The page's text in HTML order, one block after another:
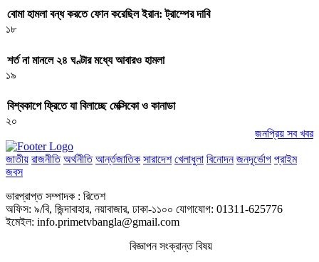
বোমা হামলা বন্ধ করতে ফোন করেছিল ইরান: ট্রাম্পের দাবি
১৮
শর্ত না মানলে ২৪ ঘণ্টার মধ্যে আবারও হামলা
১৯
বিশ্বকাপে ফ্রিতে যা বিলাচ্ছে মেক্সিকো ও কানাডা
২০
জনপ্রিয় সব খবর
জাতীয় রাজনীতি অর্থনীতি আর্ন্তজাতিক সারাদেশ খেলাধুলা বিনোদন জনদূর্ভোগ প্রাইম
জবস
ভারপ্রাপ্ত সম্পাদক : রিতেশ
অফিস: ৯/বি, জিন্দাবাহার, নয়াবাজার, ঢাকা-১১০০ যোগাযোগ: 01311-625776
ইমেইল: info.primetvbangla@gmail.com
বিজ্ঞাপন সংক্রান্ত বিষয়